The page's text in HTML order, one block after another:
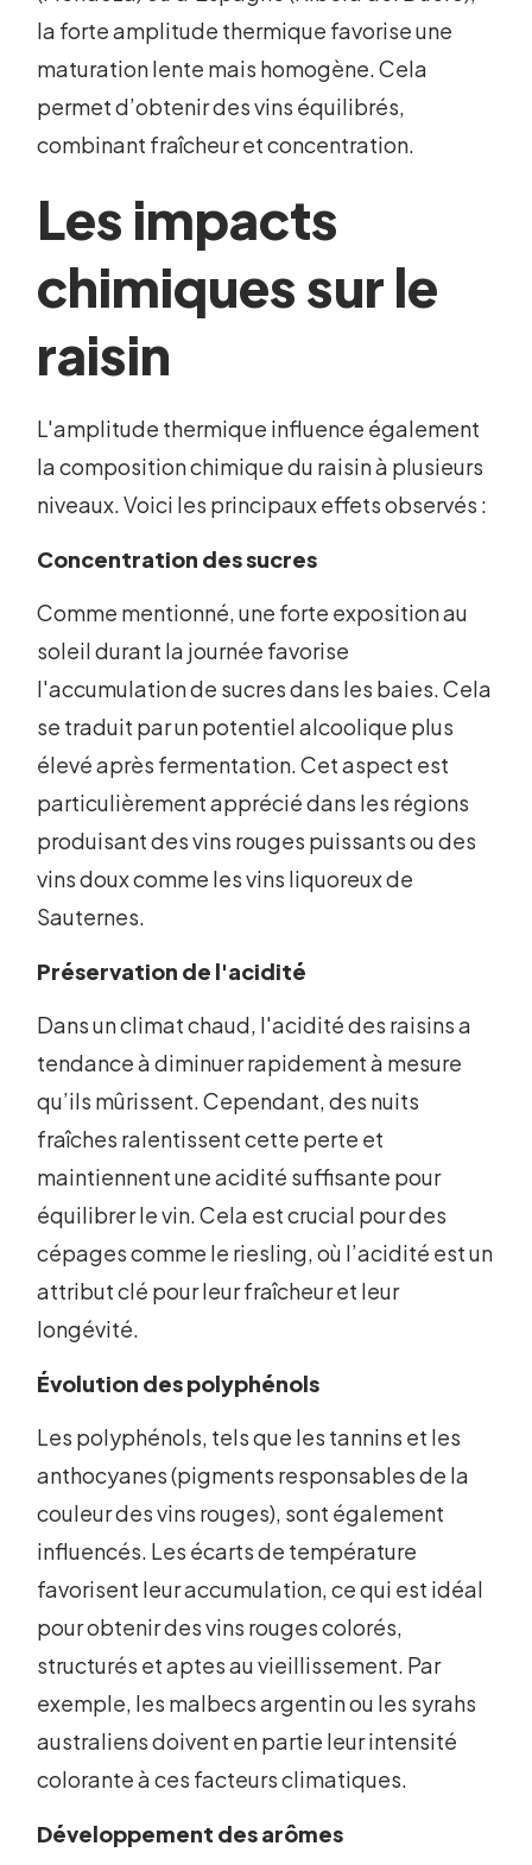
la forte amplitude thermique favorise une
maturation lente mais homogène. Cela
permet d’obtenir des vins équilibrés,
combinant fraîcheur et concentration.
Les impacts
chimiques sur le
raisin
L'amplitude thermique influence également
la composition chimique du raisin à plusieurs
niveaux. Voici les principaux effets observés :
Concentration des sucres
Comme mentionné, une forte exposition au
soleil durant la journée favorise
l'accumulation de sucres dans les baies. Cela
se traduit par un potentiel alcoolique plus
élevé après fermentation. Cet aspect est
particulièrement apprécié dans les régions
produisant des vins rouges puissants ou des
vins doux comme les vins liquoreux de
Sauternes.
Préservation de l'acidité
Dans un climat chaud, l'acidité des raisins a
tendance à diminuer rapidement à mesure
qu’ils mûrissent. Cependant, des nuits
fraîches ralentissent cette perte et
maintiennent une acidité suffisante pour
équilibrer le vin. Cela est crucial pour des
cépages comme le riesling, où l’acidité est un
attribut clé pour leur fraîcheur et leur
longévité.
Évolution des polyphénols
Les polyphénols, tels que les tannins et les
anthocyanes (pigments responsables de la
couleur des vins rouges), sont également
influencés. Les écarts de température
favorisent leur accumulation, ce qui est idéal
pour obtenir des vins rouges colorés,
structurés et aptes au vieillissement. Par
exemple, les malbecs argentin ou les syrahs
australiens doivent en partie leur intensité
colorante à ces facteurs climatiques.
Développement des arômes